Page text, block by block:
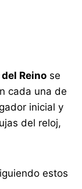
Reino se
cada una de
inicial y
del reloj,
estos